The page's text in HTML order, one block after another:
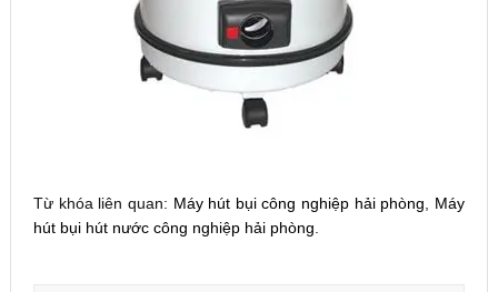
Từ khóa liên quan: Máy hút bụi công nghiệp hải phòng
Máy
hút bụi hút nước công nghiệp hải phòng